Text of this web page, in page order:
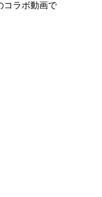
コラボ動画で